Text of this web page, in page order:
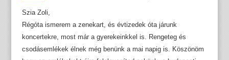
Szia Zoli,
Régóta ismerem a zenekart, és évtizedek óta járunk
koncertekre, most már a gyerekeinkkel is. Rengeteg és
csodásemlékek élnek még benünk a mai napig is. Köszönöm